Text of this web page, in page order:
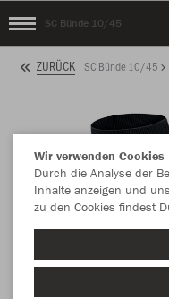
SC Bünde 10/45
ZURÜCK SC Bünde 10/45
Wir verwenden Cookies
Durch die Analyse der
Inhalte anzeigen und
zu den Cookies findest